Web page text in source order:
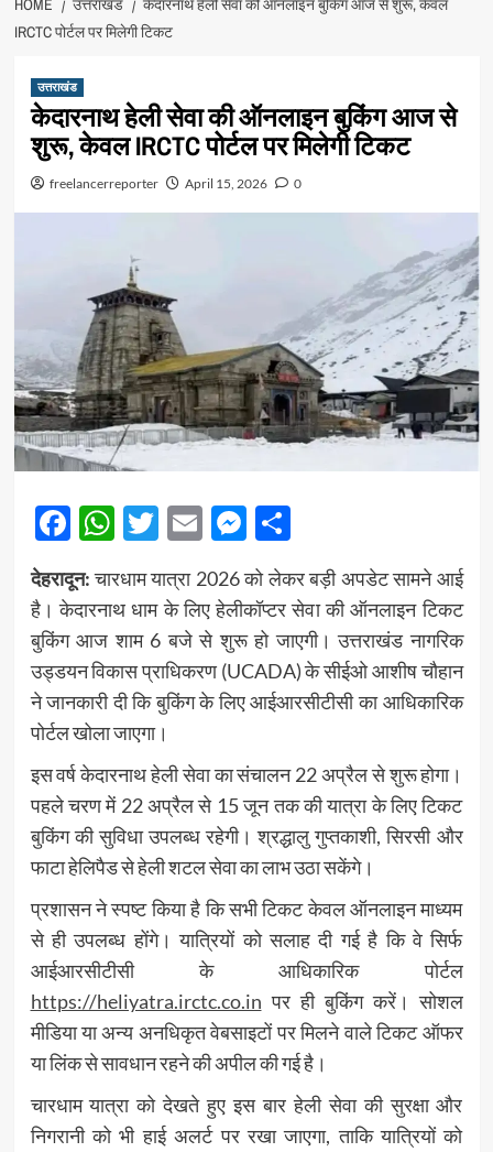
HOME उत्तराखंड
केदारनाथ हेली सेवा की ऑनलाइन बुकिंग आज से शुरू, केवल
IRCTC पोर्टल पर मिलेगी टिकट
उत्तराखंड
केदारनाथ हेली सेवा की ऑनलाइन बुकिंग आज से
शुरू, केवल IRCTC पोर्टल पर मिलेगी टिकट
freelancerreporter April 15, 2026 0
Facebook
WhatsApp
Twitter
EmailMessenger
Share
देहरादून:चारधाम यात्रा 2026 को लेकर बड़ी अपडेट सामने आई
है। केदारनाथ धाम के लिए हेलीकॉप्टर सेवा की ऑनलाइन टिकट
बुकिंग आज शाम 6 बजे से शुरू हो जाएगी। उत्तराखंड नागरिक
उड्डयन विकास प्राधिकरण (UCADA) के सीईओ आशीष चौहान
ने जानकारी दी कि बुकिंग के लिए आईआरसीटीसी का आधिकारिक
पोर्टल खोला जाएगा।
इस वर्ष केदारनाथ हेली सेवा का संचालन 22 अप्रैल से शुरू होगा।
पहले चरण में 22 अप्रैल से 15 जून तक की यात्रा के लिए टिकट
बुकिंग की सुविधा उपलब्ध रहेगी। श्रद्धालु गुप्तकाशी, सिरसी और
फाटा हेलिपैड से हेली शटल सेवा का लाभ उठा सकेंगे।
प्रशासन ने स्पष्ट किया है कि सभी टिकट केवल ऑनलाइन माध्यम
से ही उपलब्ध होंगे। यात्रियों को सलाह दी गई है कि वे सिर्फ
आईआरसीटीसी के आधिकारिक पोर्टल
https://heliyatra.irctc.co.in पर ही बुकिंग करें। सोशल
मीडिया या अन्य अनधिकृत वेबसाइटों पर मिलने वाले टिकट ऑफर
या लिंक से सावधान रहने की अपील की गई है।
चारधाम यात्रा को देखते हुए इस बार हेली सेवा की सुरक्षा और
निगरानी को भी हाई अलर्ट पर रखा जाएगा, ताकि यात्रियों को